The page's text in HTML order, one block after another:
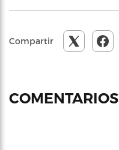
Compartir
COMENTARIOS